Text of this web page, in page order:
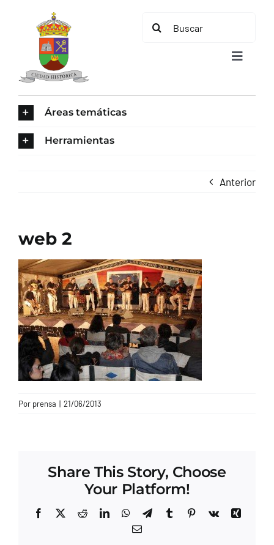
contenido
Buscar:
Toggle
CONTACTO
Áreas temáticas
Herramientas
Anterior
web 2
Por prensa | 21/06/2013
Share This Story, Choose
Your Platform!
Facebook
X RedditLinkedInWhatsApp
TelegramTumblrPinterest
Vk
Xing
Correo